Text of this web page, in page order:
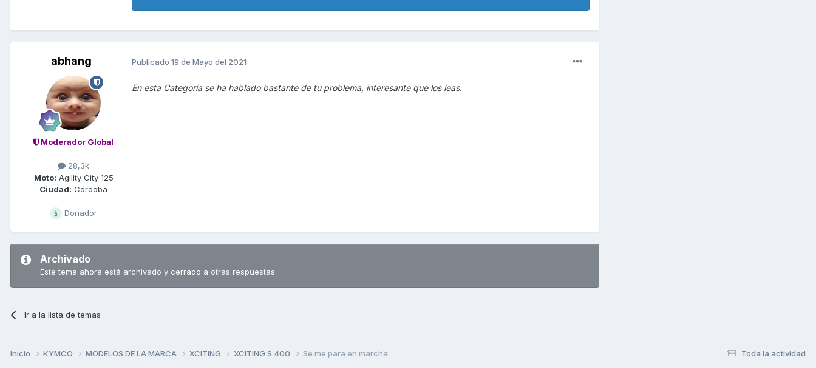
abhang
Moderador Global
28,3k
Moto: Agility City 125
Ciudad: Córdoba
Donador
Publicado 19 de Mayo del 2021
En esta Categoría se ha hablado bastante de tu problema, interesante que los leas.
Archivado
Este tema ahora está archivado y cerrado a otras respuestas.
Ir a la lista de temas
Toda la actividad
Inicio KYMCO MODELOS DE LA MARCA XCITING XCITING S 400 Se me para en marcha.